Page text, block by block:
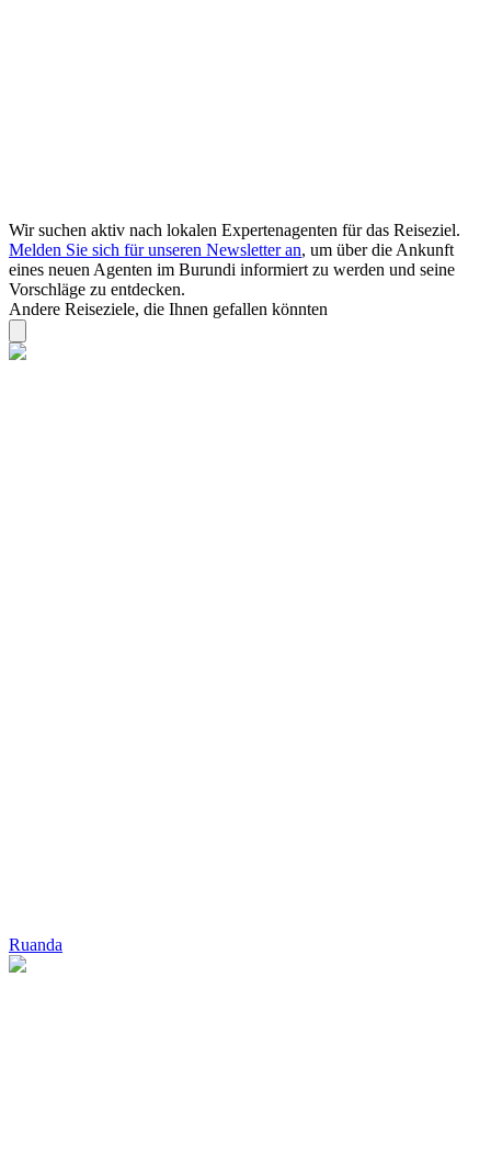
Wir suchen aktiv nach lokalen Expertenagenten für das Reiseziel.
Melden Sie sich für unseren Newsletter an, um über die Ankunft
eines neuen Agenten im Burundi informiert zu werden und seine
Vorschläge zu entdecken.
Andere Reiseziele, die Ihnen gefallen könnten
Ruanda